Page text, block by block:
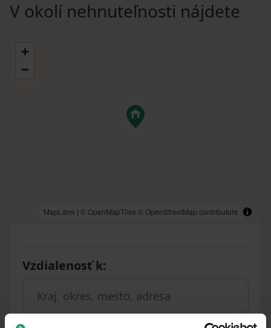
V okolí nehnuteľnosti nájdete
MapLibre | © OpenMapTiles © OpenStreetMap contributors
Vzdialenosť k: